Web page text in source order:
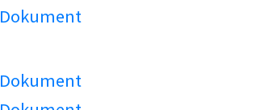
Dokument
Dokument